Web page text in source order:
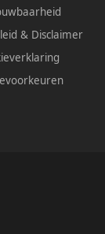
& Disclaimer